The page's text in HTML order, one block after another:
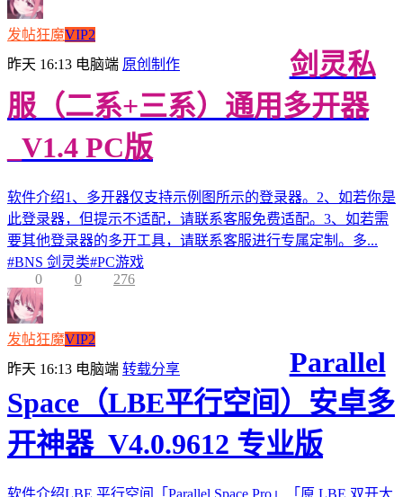
发帖狂魔VIP2
昨天 16:13 电脑端 原创制作
剑灵私
服（二系+三系）通用多开器
_V1.4 PC版
软件介绍1、多开器仅支持示例图所示的登录器。2、如若你是
此登录器，但提示不适配，请联系客服免费适配。3、如若需
要其他登录器的多开工具，请联系客服进行专属定制。多...
#BNS 剑灵类#PC游戏
0
0 276
发帖狂魔VIP2
昨天 16:13 电脑端 转载分享
Parallel
Space（LBE平行空间）安卓多
开神器_V4.0.9612 专业版
软件介绍LBE 平行空间「Parallel Space Pro」「原 LBE 双开大